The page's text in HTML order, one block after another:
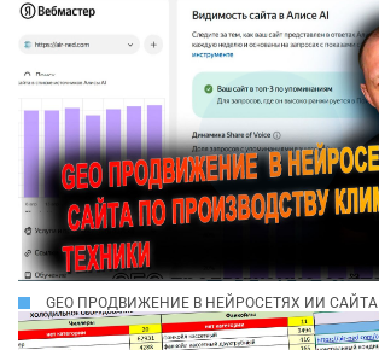
GEO ПРОДВИЖЕНИЕ В НЕЙРОСЕТЯХ ИИ САЙТА